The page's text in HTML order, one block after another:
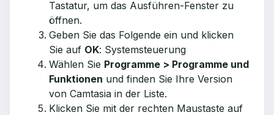
Tastatur, um das Ausführen-Fenster zu
öffnen.
Geben Sie das Folgende ein und klicken
Sie auf OK: Systemsteuerung
Wählen Sie Programme > Programme und
Funktionen und finden Sie Ihre Version
von Camtasia in der Liste.
Klicken Sie mit der rechten Maustaste auf